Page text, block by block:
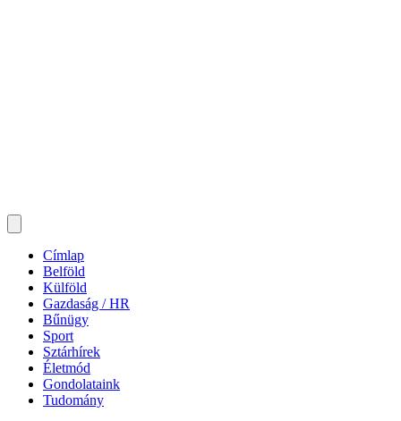
Címlap
Belföld
Külföld
Gazdaság / HR
Bűnügy
Sport
Sztárhírek
Életmód
Gondolataink
Tudomány